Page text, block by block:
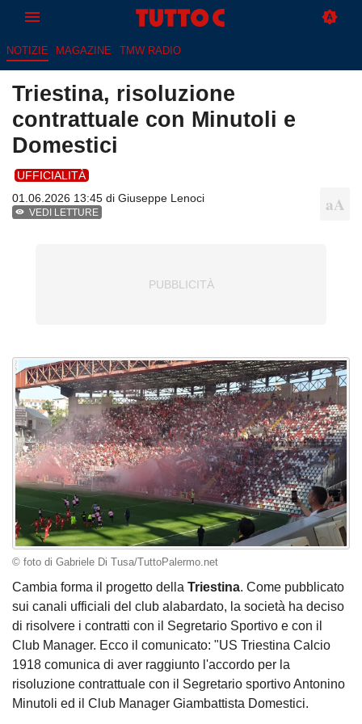
NOTIZIE MAGAZINE TMW RADIO
Triestina, risoluzione
contrattuale con Minutoli e
Domestici
UFFICIALITÀ
01.06.2026 13:45 di Giuseppe Lenoci
VEDI LETTURE
© foto di Gabriele Di Tusa/TuttoPalermo.net
Cambia forma il progetto della Triestina. Come pubblicato
sui canali ufficiali del club alabardato, la società ha deciso
di risolvere i contratti con il Segretario Sportivo e con il
Club Manager. Ecco il comunicato: "US Triestina Calcio
1918 comunica di aver raggiunto l'accordo per la
risoluzione contrattuale con il Segretario sportivo Antonino
Minutoli ed il Club Manager Giambattista Domestici.